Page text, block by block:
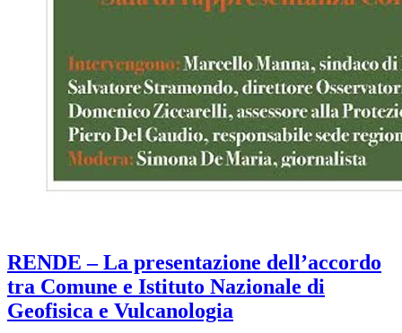
RENDE – La presentazione dell’accordo
tra Comune e Istituto Nazionale di
Geofisica e Vulcanologia